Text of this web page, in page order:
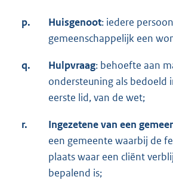
p. Huisgenoot: iedere
gemeenschappelijk een
q. Hulpvraag: behoefte aan
ondersteuning als bedoeld
eerste lid, van de wet;
r. Ingezetene van een
een gemeente waarbij de
plaats waar een cliënt
bepalend is;